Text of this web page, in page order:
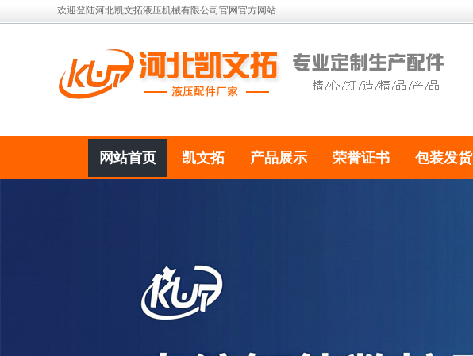
欢迎登陆河北凯文拓液压机械有限公司官网官方网站
网站首页 凯文拓 产品展示 荣誉证书 包装发货